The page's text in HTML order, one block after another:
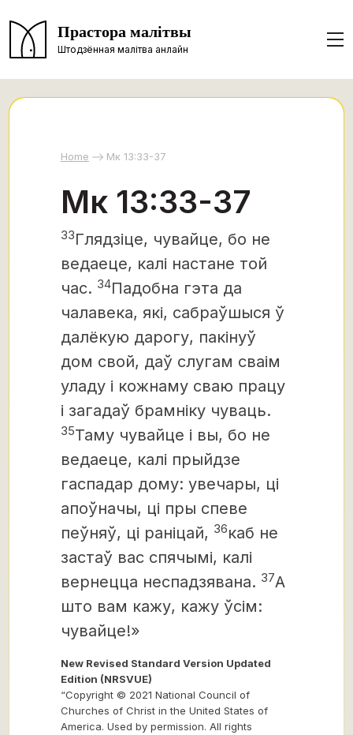
Прастора малітвы
Штодзённая малітва анлайн
Home Мк 13:33-37
Мк 13:33-37
33Глядзіце, чувайце, бо не
ведаеце, калі настане той
час. 34Падобна гэта да
чалавека, які, сабраўшыся ў
далёкую дарогу, пакінуў
дом свой, даў слугам сваім
уладу і кожнаму сваю працу
і загадаў брамніку чуваць.
35Таму чувайце і вы, бо не
ведаеце, калі прыйдзе
гаспадар дому: увечары, ці
апоўначы, ці пры спеве
пеўняў, ці раніцай, 36каб не
застаў вас спячымі, калі
вернецца неспадзявана. 37А
што вам кажу, кажу ўсім:
чувайце!»
New Revised Standard Version Updated
Edition (NRSVUE)
“Copyright © 2021 National Council of
Churches of Christ in the United States of
America. Used by permission. All rights